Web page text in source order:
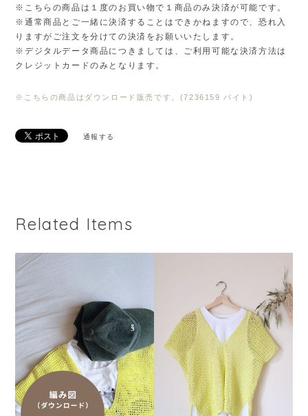
※こちらの商品は１度のお買い物で１商品のみ決済が可能です。
※通常商品とご一緒に決済することはできかねますので、恐れ入
りますがご注文を分けての決済をお願いいたします。
※デジタルデータ商品につきましては、ご利用可能な決済方法は
クレジットカードのみとなります。
※こちらの商品はダウンロード販売です。(7236159 バイト)
通報する
Related Items